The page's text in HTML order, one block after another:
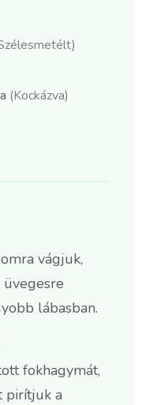
(Kockázva)
vágjuk,
üvegesre
lábasban.
fokhagymát,
pirítjuk a